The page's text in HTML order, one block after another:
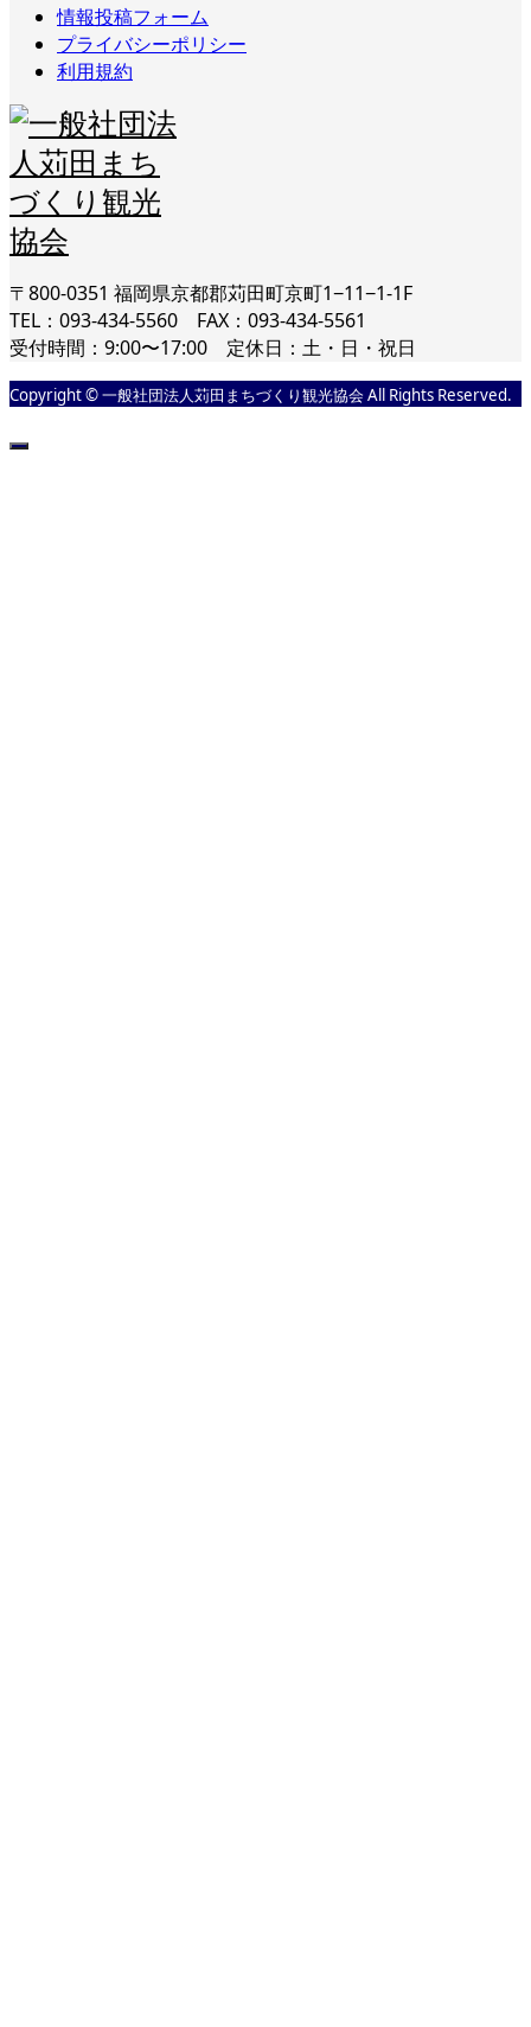
情報投稿フォーム
プライバシーポリシー
利用規約
〒800-0351 福岡県京都郡苅田町京町1−11−1-1F
TEL：093-434-5560 FAX：093-434-5561
受付時間：9:00〜17:00 定休日：土・日・祝日
Copyright © 一般社団法人苅田まちづくり観光協会 All Rights Reserved.